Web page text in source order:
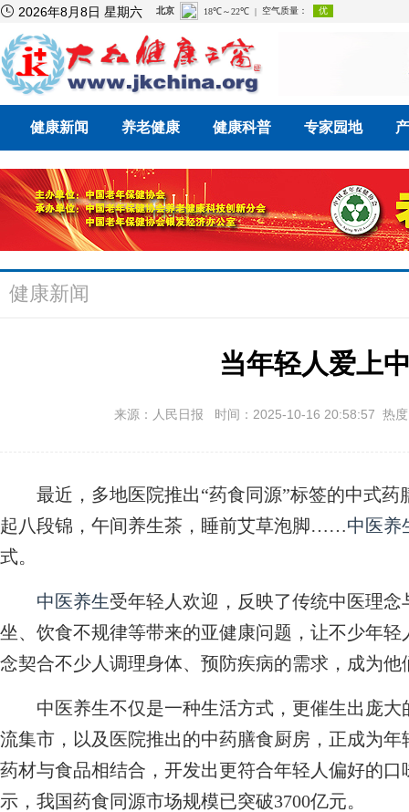
 2026年8月8日 星期六
健康新闻 养老健康 健康科普 专家园地
健康新闻
当年轻人爱上
来源：人民日报 时间：2025-10-16 20:58:57 热
最近，多地医院推出“药食同源”标签的中式药
起八段锦，午间养生茶，睡前艾草泡脚……中医养
式。
中医养生受年轻人欢迎，反映了传统中医理
坐、饮食不规律等带来的亚健康问题，让不少年
念契合不少人调理身体、预防疾病的需求，成为他
中医养生不仅是一种生活方式，更催生出庞大
流集市，以及医院推出的中药膳食厨房，正成为
药材与食品相结合，开发出更符合年轻人偏好的
示，我国药食同源市场规模已突破3700亿元。